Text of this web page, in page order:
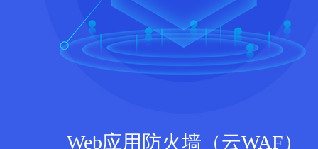
Web应用防火墙（云WAF）